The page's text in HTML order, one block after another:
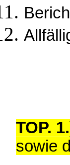
TOP.
sowie